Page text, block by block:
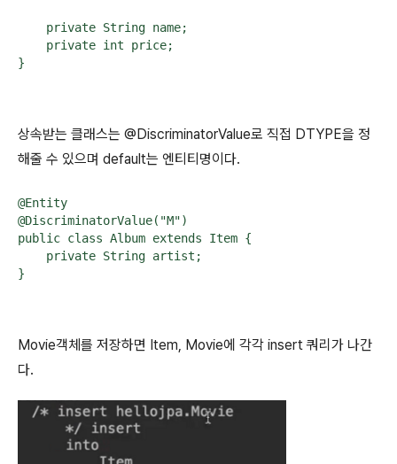
    private String name;
    private int price;
}
상속받는 클래스는 @DiscriminatorValue로 직접 DTYPE을 정
해줄 수 있으며 default는 엔티티명이다.
@Entity
@DiscriminatorValue("M")
public class Album extends Item {
    private String artist;
}
Movie객체를 저장하면 Item, Movie에 각각 insert 쿼리가 나간
다.